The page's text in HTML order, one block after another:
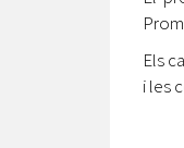
Els
i les